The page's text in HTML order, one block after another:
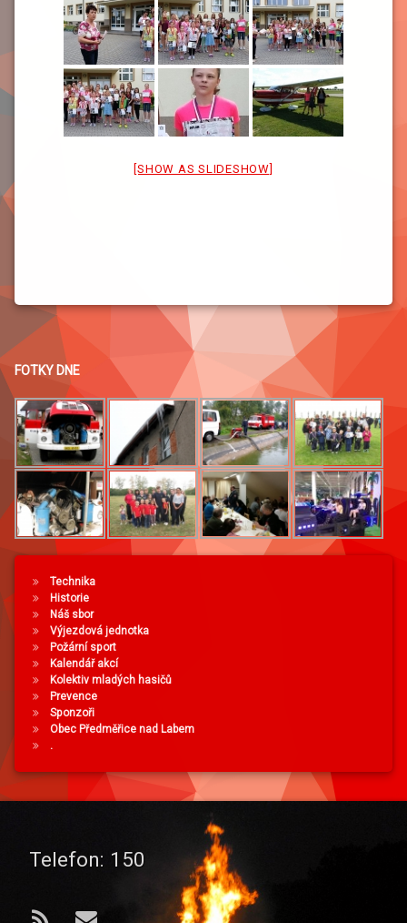
[SHOW AS SLIDESHOW]
FOTKY DNE
Technika
Historie
Náš sbor
Výjezdová jednotka
Požární sport
Kalendář akcí
Kolektiv mladých hasičů
Prevence
Sponzoři
Obec Předměřice nad Labem
.
Telefon: 150